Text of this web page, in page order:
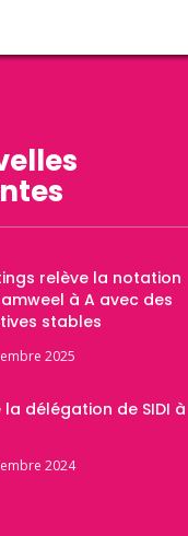
relève la notation
à A avec des
stables
2025
la délégation de SIDI à
2024